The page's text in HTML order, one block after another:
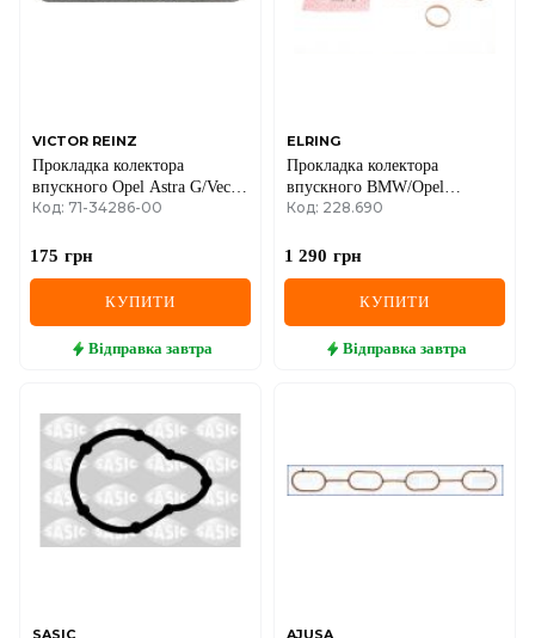
VICTOR REINZ
Прокладка колектора
впускного Opel Astra G/Vectra
B/C 98-
Код: 71-34286-00
175 грн
КУПИТИ
Відправка завтра
ELRING
Прокладка колектора
впускного BMW/Opel
2.5/3.0D M57 (к-кт)
Код: 228.690
1 290 грн
КУПИТИ
Відправка завтра